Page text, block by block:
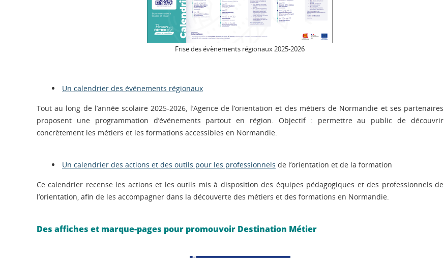
Frise des évènements régionaux 2025-2026
Un calendrier des événements régionaux
Tout au long de l’année scolaire 2025-2026, l’Agence de l’orientation et des métiers de Normandie et ses partenaires
proposent une programmation d’événements partout en région. Objectif : permettre au public de découvrir
concrètement les métiers et les formations accessibles en Normandie.
Un calendrier des actions et des outils pour les professionnels de l’orientation et de la formation
Ce calendrier recense les actions et les outils mis à disposition des équipes pédagogiques et des professionnels de
l’orientation, afin de les accompagner dans la découverte des métiers et des formations en Normandie.
Des affiches et marque-pages pour promouvoir Destination Métier